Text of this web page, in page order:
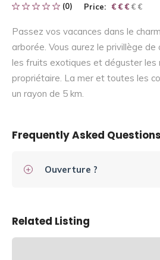
(0) Price: € € € € €
€ € €
Passez vos vacances dans le
arborée. Vous aurez le privillège de
les fruits exotiques et déguster les
propriétaire. La mer et toutes les
un rayon de 5 km.
Frequently Asked Questions
Ouverture ?
Related Listing